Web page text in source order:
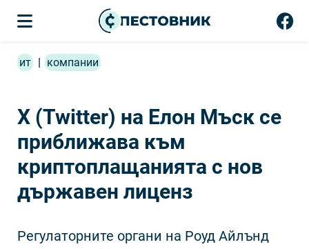
ит | компании
X (Twitter) на Елон Мъск се
приближава към
криптоплащанията с нов
държавен лиценз
Регулаторните органи на Роуд Айлънд